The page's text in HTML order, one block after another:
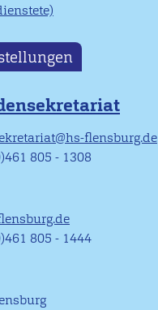
flensburg.de
805 - 1308
805 - 1444